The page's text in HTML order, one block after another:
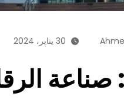
30 يناير، 2024
صناعة